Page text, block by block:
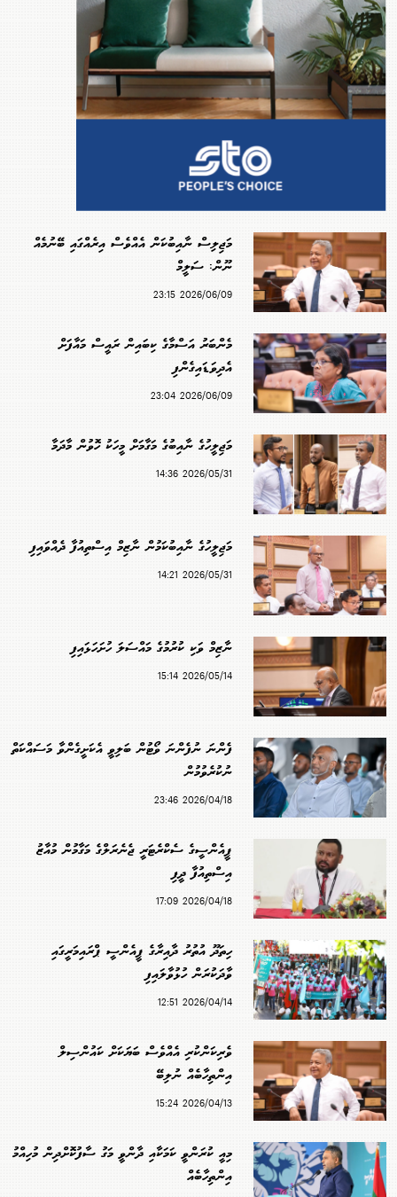
މަޖިލިސް ނާއިބުކަން އެއްވެސް އިރެއްގައި ބޭނުމެއް
ނޫން: ސަލީމް
2026/06/09 23:15
މެންބަރު އަސްމާގެ ކިބައިން ރައީސް މައާފަށް
އެދިވަޑައިގެންފި
2026/06/09 23:04
މަޖިލީހުގެ ނާއިބުގެ މަގާމަށް މީހަކު ހޮވުން މާދަމާ
2026/05/31 14:36
މަޖިލީހުގެ ނާއިބުކަމުން ނާޒިމް އިސްތިއުފާ ދެއްވައިފި
2026/05/31 14:21
ނާޒިމް ވަކި ކުރުމުގެ މައްސަލަ ހުށަހަޅައިފި
2026/05/14 15:14
ފެންނަ ނުފެންނަ ވޯޓުން ބަލިވީ އެކަށީގެންވާ މަސައްކަތް
ނުކުރެވުމުން
2026/04/18 23:46
ޕީއެންސީގެ ސެކްރެޓަރީ ޖެނެރަލްގެ މަގާމުން މުއާޒު
އިސްތިއުފާ ދީފި
2026/04/18 17:09
ހިތަދޫ އުތުރު ދާއިރާގެ ޕީއެންސީ ޕްރައިމަރީގައި
ވާދަކުރަން ހުޅުވާލައިފި
2026/04/14 12:51
ވެރިކަންކުރި އެއްވެސް ބަޔަކަށް ކައުންސިލް
އިންތިހާބެއް ނުލިބޭ
2026/04/13 15:24
މިއީ ކުރަންވީ ކަމަކާއި ދާންވީ މަގު ސާފުކޮށްދިން މުހިއްމު
އިންތިހާބެއް